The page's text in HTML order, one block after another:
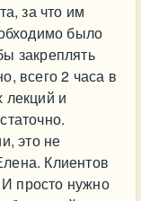
за что им
было
закреплять
всего 2 часа в
и
это не
Клиентов
просто нужно